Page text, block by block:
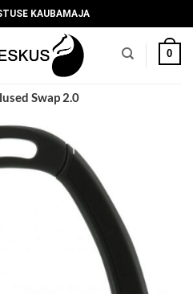
KAUBAMAJA
0
Swap 2.0